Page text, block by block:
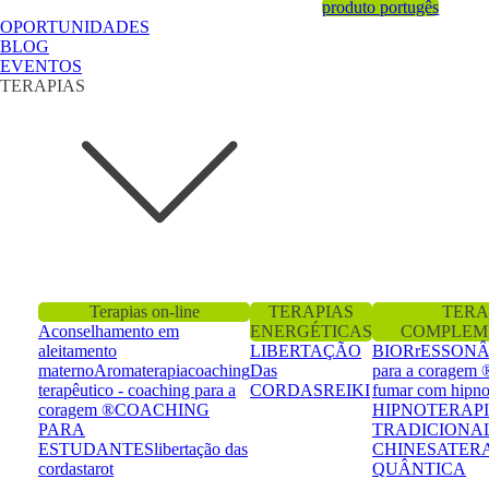
produto portugês
OPORTUNIDADES
BLOG
EVENTOS
TERAPIAS
Terapias on-line
Aconselhamento em
aleitamento
maternoAromaterapiacoaching
terapêutico - coaching para a
coragem ®COACHING
PARA
ESTUDANTESlibertação das
cordastarot
TERAPIAS
ENERGÉTICAS
LIBERTAÇÃO
Das
CORDASREIKI
para a coragem
fumar com
CHINESA
QUÂNTICA